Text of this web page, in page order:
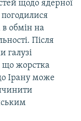
щодо ядерної
в обмін на
Після
галузі
що жорстка
Ірану може